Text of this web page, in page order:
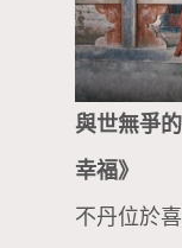
與世無爭
幸福》
不丹位於